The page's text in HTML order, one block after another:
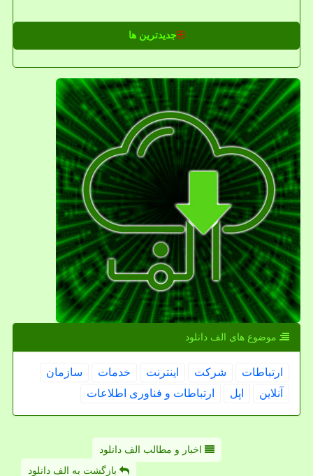
جدیدترین ها
موضوع های الف دانلود
ارتباطات شركت اینترنت خدمات
سازمان
آنلاین
اپل ارتباطات و فناوری اطلاعات
اخبار و مطالب الف دانلود
بازگشت به الف دانلود